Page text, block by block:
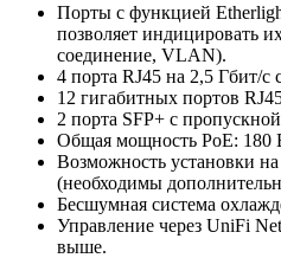
Порты с функцией
позволяет индицировать
соединение, VLAN).
4 порта RJ45 на 2,5 Гбит/с
12 гигабитных портов
2 порта SFP+ с
Общая мощность PoE: 180
Возможность установки
(необходимы
Бесшумная система
Управление через UniFi
выше.